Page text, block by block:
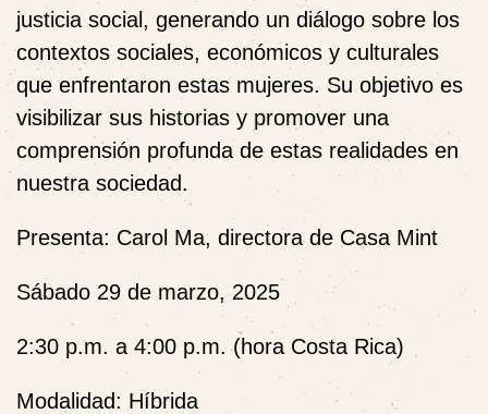
justicia social, generando un diálogo sobre los
contextos sociales, económicos y culturales
que enfrentaron estas mujeres. Su objetivo es
visibilizar sus historias y promover una
comprensión profunda de estas realidades en
nuestra sociedad.
Presenta: Carol Ma, directora de Casa Mint
Sábado 29 de marzo, 2025
2:30 p.m. a 4:00 p.m. (hora Costa Rica)
Modalidad: Híbrida